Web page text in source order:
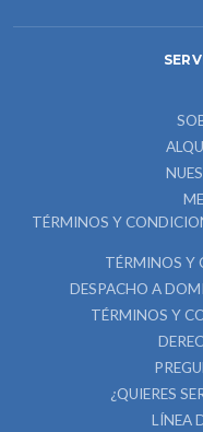
TÉRMINOS Y
TÉRMINOS Y
DESPACHO A
TÉRMINOS Y
¿QUIERES
LÍNEA